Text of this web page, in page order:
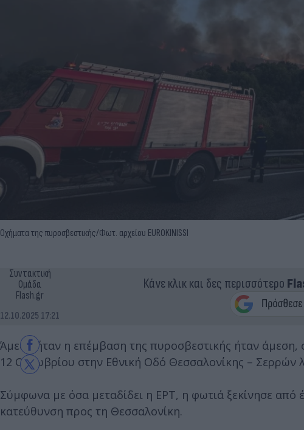
Οχήματα της πυροσβεστικής/Φωτ. αρχείου EUROKINISSI
Συντακτική
Ομάδα
Flash.gr
12.10.2025 17:21
Κάνε κλικ και δες περισσότερο
Άμεση ήταν η επέμβαση της πυροσβεστικής ήταν άμεση,
12 Οκτωβρίου στην Εθνική Οδό Θεσσαλονίκης – Σερρών
Σύμφωνα με όσα μεταδίδει η ΕΡΤ, η φωτιά ξεκίνησε
κατεύθυνση προς τη Θεσσαλονίκη.